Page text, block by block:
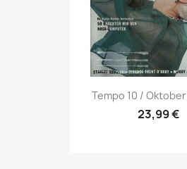

Tempo 10 / Oktober
23,99 €